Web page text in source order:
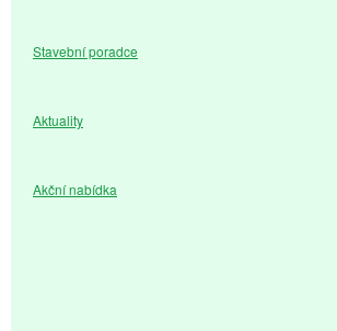
Stavební poradce
Aktuality
Akční nabídka